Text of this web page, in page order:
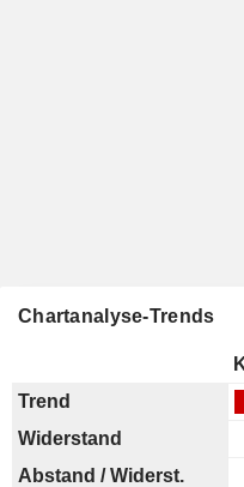
Chartanalyse-Trends
Trend
Widerstand
Abstand / Widerst.